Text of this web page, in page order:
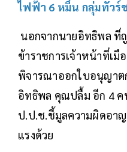
ไฟฟ้า 6 หมื่น กลุ่มทัวร์
นอกจากนายอิทธิพล ที่
ข้าราชการเจ้าหน้าที่เ
พิจารณาออกใบอนุญาต
อิทธิพล คุณปลื้ม อีก 4 ค
ป.ป.ช.ชี้มูลความผิดอา
แรงด้วย